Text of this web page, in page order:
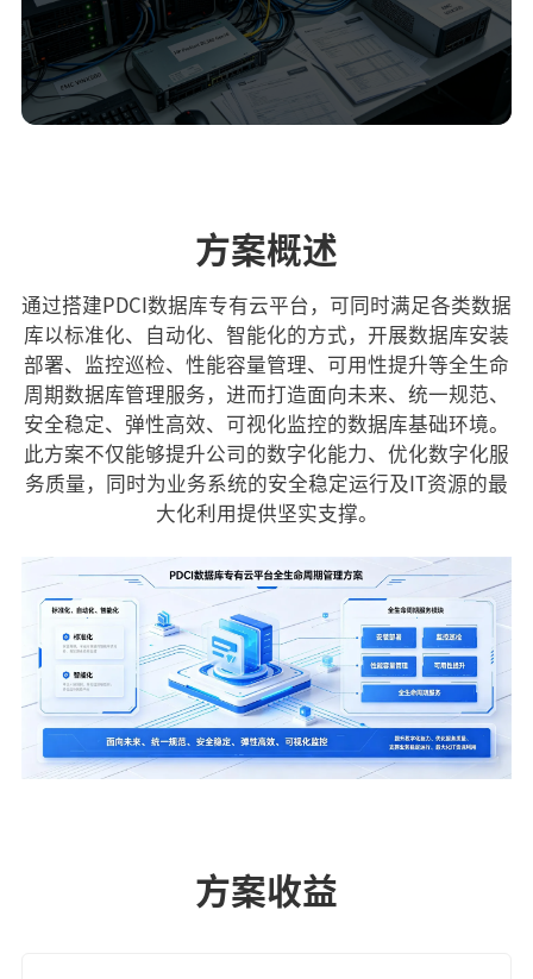
方案概述
通过搭建PDCI数据库专有云平台，可同时满足各类数据
库以标准化、自动化、智能化的方式，开展数据库安装
部署、监控巡检、性能容量管理、可用性提升等全生命
周期数据库管理服务，进而打造面向未来、统一规范、
安全稳定、弹性高效、可视化监控的数据库基础环境。
此方案不仅能够提升公司的数字化能力、优化数字化服
务质量，同时为业务系统的安全稳定运行及IT资源的最
大化利用提供坚实支撑。
方案收益